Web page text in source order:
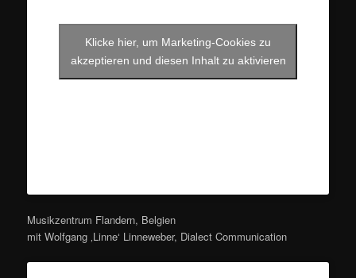
Klicke hier, um Marketing-Cookies zu
akzeptieren und diesen Inhalt zu aktivieren
Musikzentrum Flandern, Belgien
mit Wolfgang ‚Linne‘ Linneweber, Dialect Communication